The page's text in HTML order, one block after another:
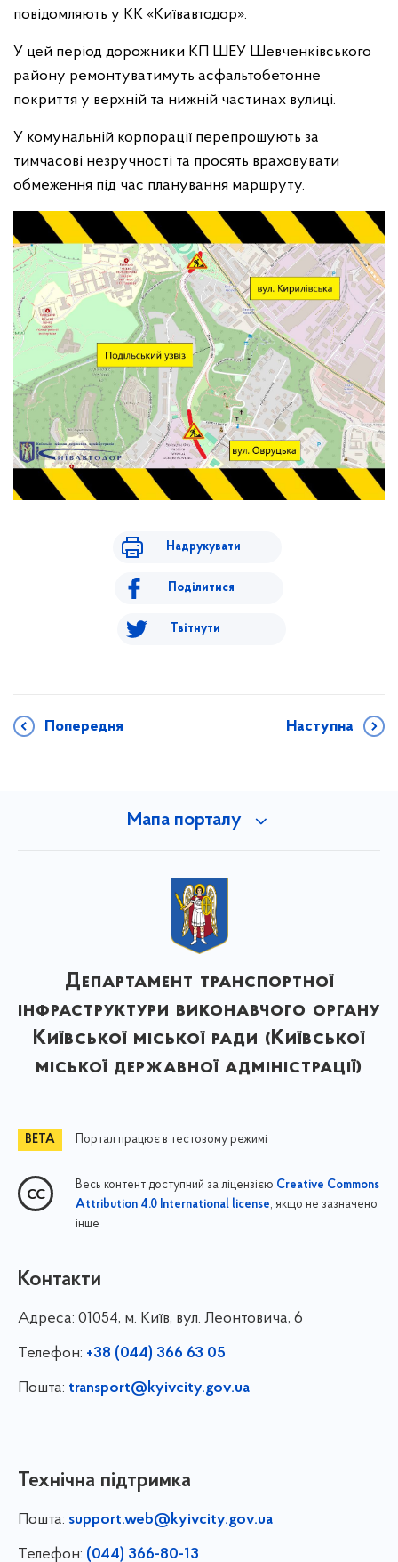
повідомляють у КК «Київавтодор».
У цей період дорожники КП ШЕУ Шевченківського
району ремонтуватимуть асфальтобетонне
покриття у верхній та нижній частинах вулиці.
У комунальній корпорації перепрошують за
тимчасові незручності та просять враховувати
обмеження під час планування маршруту.
Надрукувати
Поділитися
Твітнути
Попередня Наступна
Мапа порталу
Департамент транспортної
інфраструктури виконавчого органу
Київської міської ради (Київської
міської державної адміністрації)
Портал працює в тестовому режимі
Весь контент доступний за ліцензією Creative Commons
Attribution 4.0 International license, якщо не зазначено
інше
Контакти
Адреса: 01054, м. Київ, вул. Леонтовича, 6
Телефон: +38 (044) 366 63 05
Пошта: transport@kyivcity.gov.ua
Технічна підтримка
Пошта: support.web@kyivcity.gov.ua
Телефон: (044) 366-80-13